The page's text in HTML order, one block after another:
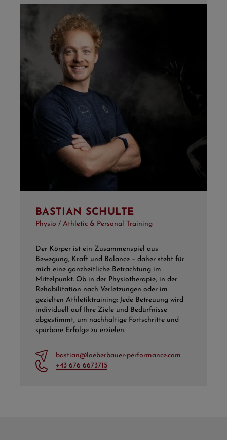
BASTIAN SCHULTE
Physio / Athletic & Personal Training
Der Körper ist ein Zusammenspiel aus
Bewegung, Kraft und Balance – daher steht für
mich eine ganzheitliche Betrachtung im
Mittelpunkt. Ob in der Physiotherapie, in der
Rehabilitation nach Verletzungen oder im
gezielten Athletiktraining: Jede Betreuung wird
individuell auf Ihre Ziele und Bedürfnisse
abgestimmt, um nachhaltige Fortschritte und
spürbare Erfolge zu erzielen.
bastian@loeberbauer-performance.com
+43 676 6673715